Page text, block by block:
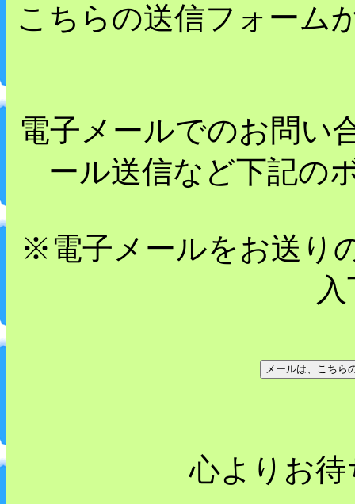
こちらの送信フォーム
電子メールでのお問い
ール送信など下記の
※電子メールをお送り
心よりお